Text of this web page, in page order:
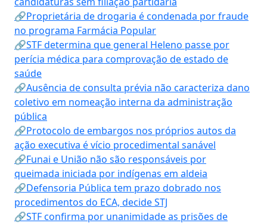
🔗Proprietária de drogaria é condenada por fraude
no programa Farmácia Popular
🔗STF determina que general Heleno passe por
perícia médica para comprovação de estado de
saúde
🔗Ausência de consulta prévia não caracteriza dano
coletivo em nomeação interna da administração
pública
🔗Protocolo de embargos nos próprios autos da
ação executiva é vício procedimental sanável
🔗Funai e União não são responsáveis por
queimada iniciada por indígenas em aldeia
🔗Defensoria Pública tem prazo dobrado nos
procedimentos do ECA, decide STJ
🔗STF confirma por unanimidade as prisões de